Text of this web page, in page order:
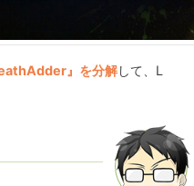
』を分解して、L